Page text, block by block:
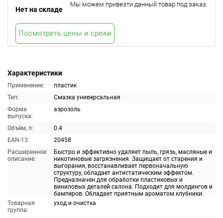
Характеристики
Применение:
пластик
Тип:
Смазка универсальная
Форма
выпуска:
аэрозоль
Объём, л:
0.4
EAN-13:
20458
Расширенное
описание:
Быстро и эффективно удаляет пыль, грязь, масляные и
никотиновые загрязнения. Защищает от старения и
выгорания, восстанавливает первоначальную
структуру, обладает антистатическим эффектом.
Предназначен для обработки пластиковых и
виниловых деталей салона. Подходит для молдингов и
бамперов. Обладает приятным ароматом клубники.
Товарная
группа:
уход и очистка
Нет на складе
Мы можем привезти данный товар под заказ.
Посмотреть цены и сроки